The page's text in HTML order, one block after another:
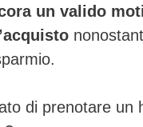
un valido
di prenotare un